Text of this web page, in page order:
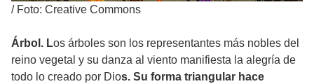
/ Foto: Creative Commons
Árbol. Los árboles son los representantes más nobles del
reino vegetal y su danza al viento manifiesta la alegría de
todo lo creado por Dios. Su forma triangular hace